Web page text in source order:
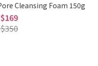
Cleansing Foam 150g